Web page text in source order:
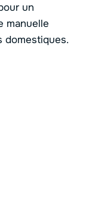
un
manuelle
domestiques.